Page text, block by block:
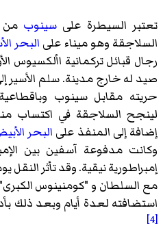
تعتبر السيطرة علىسينوب من
السلاجقة وهو ميناء على البحر
رجال قبائل تركمانية األكسيوس
صيد له خارج مدينة. سلم الأسير
حريته مقابل سينوب
لينجح السلاجقة في اكتساب
إضافة إلى المنفذ على البحر
وكانت مدفوعة آسفين بين
مع السلطان و "كومنينوس
استضافته لعدة أيام وبعد ذلك
[4]